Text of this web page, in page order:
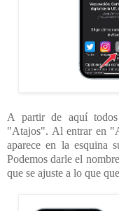
A partir de aquí
"Atajos". Al entrar en
aparece en la esquina
Podemos darle el
que se ajuste a lo que